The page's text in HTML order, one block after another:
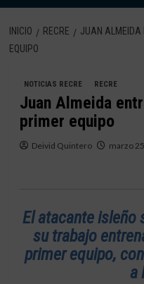
INICIO RECRE
JUAN ALMEIDA
EQUIPO
NOTICIAS RECRE RECRE
Juan Almeida
primer equipo
Deivid Quintero marzo
El atacante isleño
su trabajo
primer equipo,
a